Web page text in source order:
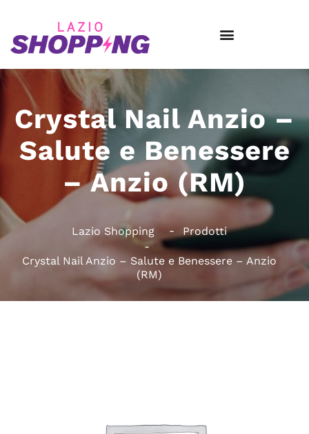
Crystal Nail Anzio –
Salute e Benessere
– Anzio (RM)
Lazio Shopping Prodotti
Crystal Nail Anzio – Salute e Benessere – Anzio
(RM)